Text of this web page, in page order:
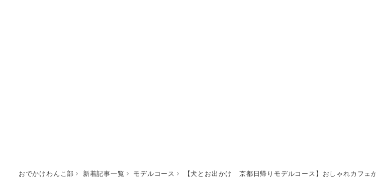
おでかけわんこ部 新着記事一覧 モデルコース 【犬とお出かけ 京都日帰りモデルコース】おしゃれカフ